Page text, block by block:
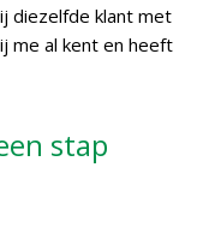
diezelfde klant met
me al kent en heeft
stap